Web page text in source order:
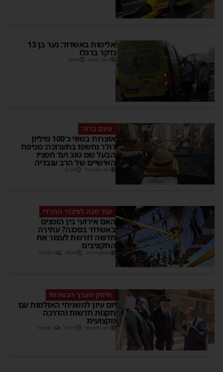
אלימות באשדוד: נער בן 13
נדקר ברגלו
משה קאהן 18:04
פעם בדור
אוצרות בשווי כ־100 מיליון
דולר נחשפו בתערוכה: מכיפת
הבעל שם טוב ועד חפציו
האישיים של הרב עובדיה
יוסי יחזקאלי 16:34
עוד מכה לציבור החרדי
האם אירועי בין הזמנים
באשדוד בסכנה? עתירה
חדשה דורשת לעצור את
התקציבים
מנחם דויטש 14:24 1 תגובות
חיזוק מערך הכשרות
יום עיון למשגיחי האולמות עם
תקנות חדשות והדרכה
מקצועית
יוסי יחזקאלי 14:11 1 תגובות